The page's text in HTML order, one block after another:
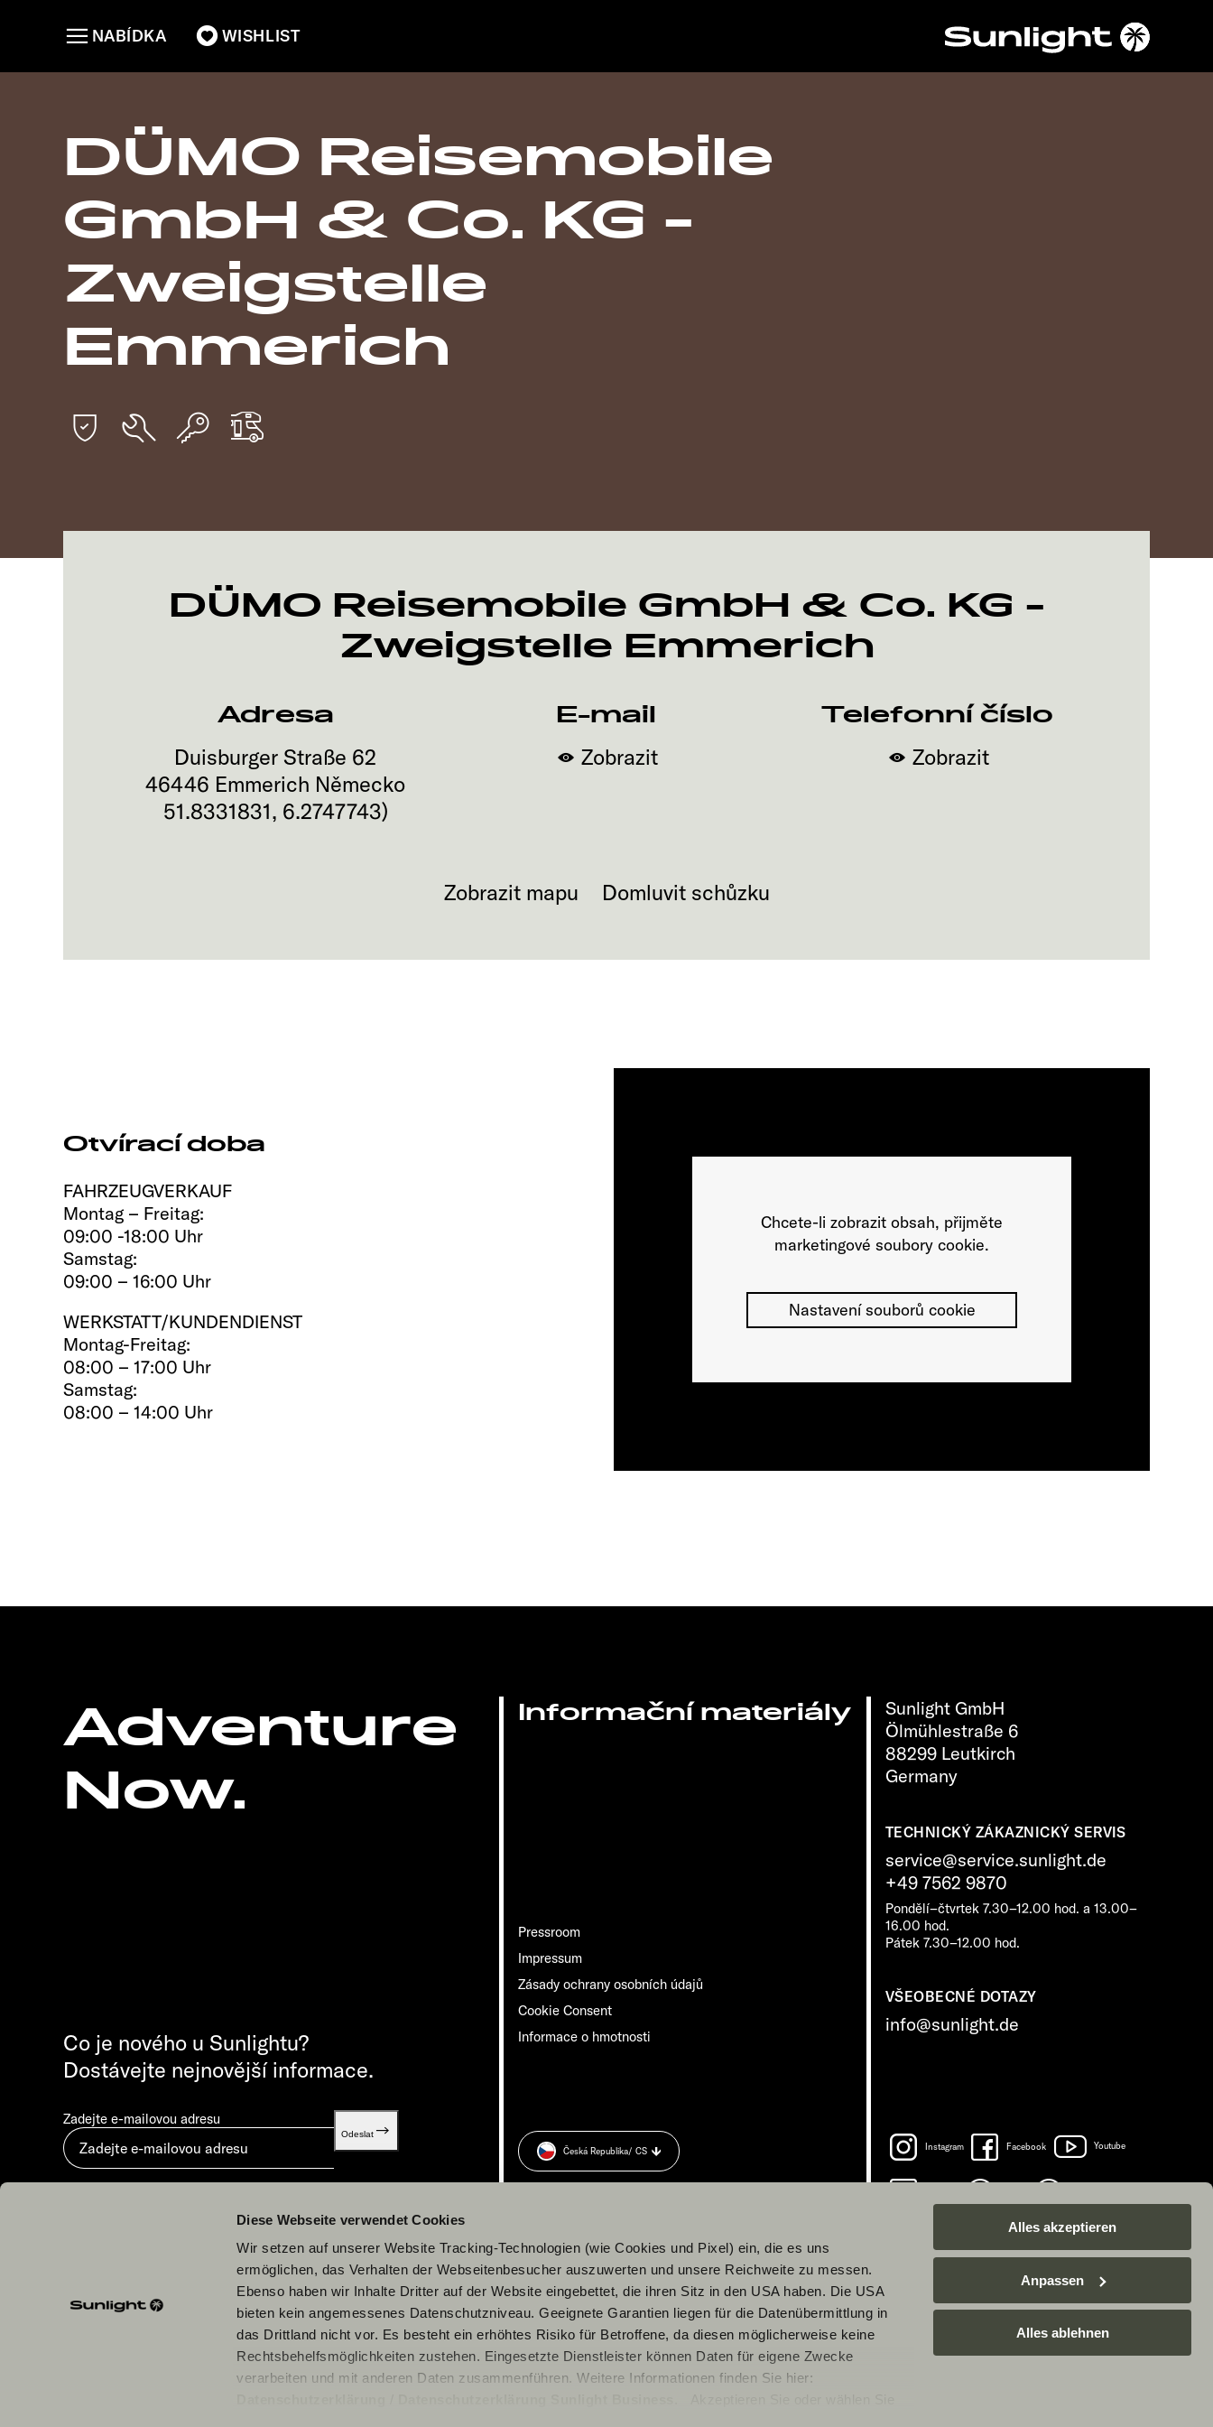
Diese Webseite verwendet Cookies
Wir setzen auf unserer Website Tracking-Technologien (wie Cookies und Pixel) ein, die es uns
ermöglichen, das Verhalten der Webseitenbesucher auszuwerten und unsere Reichweite zu messen.
Ebenso haben wir Inhalte Dritter auf der Website eingebettet, die ihren Sitz in den USA haben. Die USA
bieten kein angemessenes Datenschutzniveau. Geeignete Garantien liegen für die Datenübermittlung in
das Drittland nicht vor. Es besteht ein erhöhtes Risiko für Betroffene, da diesen möglicherweise keine
Rechtsbehelfsmöglichkeiten zustehen. Eingesetzte Dienstleister können Daten für eigene Zwecke
verarbeiten und mit anderen Daten zusammenführen. Weitere Informationen finden Sie hier:
Alles akzeptieren
Anpassen
Alles ablehnen
WISHLIST
NABÍDKA
DÜMO Reisemobile
GmbH & Co. KG -
Zweigstelle
Emmerich
DÜMO Reisemobile GmbH & Co. KG -
Zweigstelle Emmerich
Adresa
Duisburger Straße 62
46446 Emmerich Německo
51.8331831, 6.2747743)
E-mail
Zobrazit
Telefonní číslo
Zobrazit
Zobrazit mapu Domluvit schůzku
Otvírací doba
FAHRZEUGVERKAUF
Montag – Freitag:
09:00 -18:00 Uhr
Samstag:
09:00 – 16:00 Uhr
WERKSTATT/KUNDENDIENST
Montag-Freitag:
08:00 – 17:00 Uhr
Samstag:
08:00 – 14:00 Uhr
Chcete-li zobrazit obsah, přijměte
marketingové soubory cookie.
Nastavení souborů cookie
Adventure
Now.
Sunlight GmbH
Ölmühlestraße 6
88299 Leutkirch
Germany
TECHNICKÝ ZÁKAZNICKÝ SERVIS
service@service.sunlight.de
+49 7562 9870
Pondělí–čtvrtek 7.30–12.00 hod. a 13.00–
16.00 hod.
Pátek 7.30–12.00 hod.
VŠEOBECNÉ DOTAZY
info@sunlight.de
Informační materiály
Pressroom
Impressum
Zásady ochrany osobních údajů
Cookie Consent
Informace o hmotnosti
Co je nového u Sunlightu?
Dostávejte nejnovější informace.
Zadejte e-mailovou adresu
Odeslat
Odesláním vyjadřujete souhlas s dokumentem „
Instagram Facebook Youtube
Česká Republika/ CS